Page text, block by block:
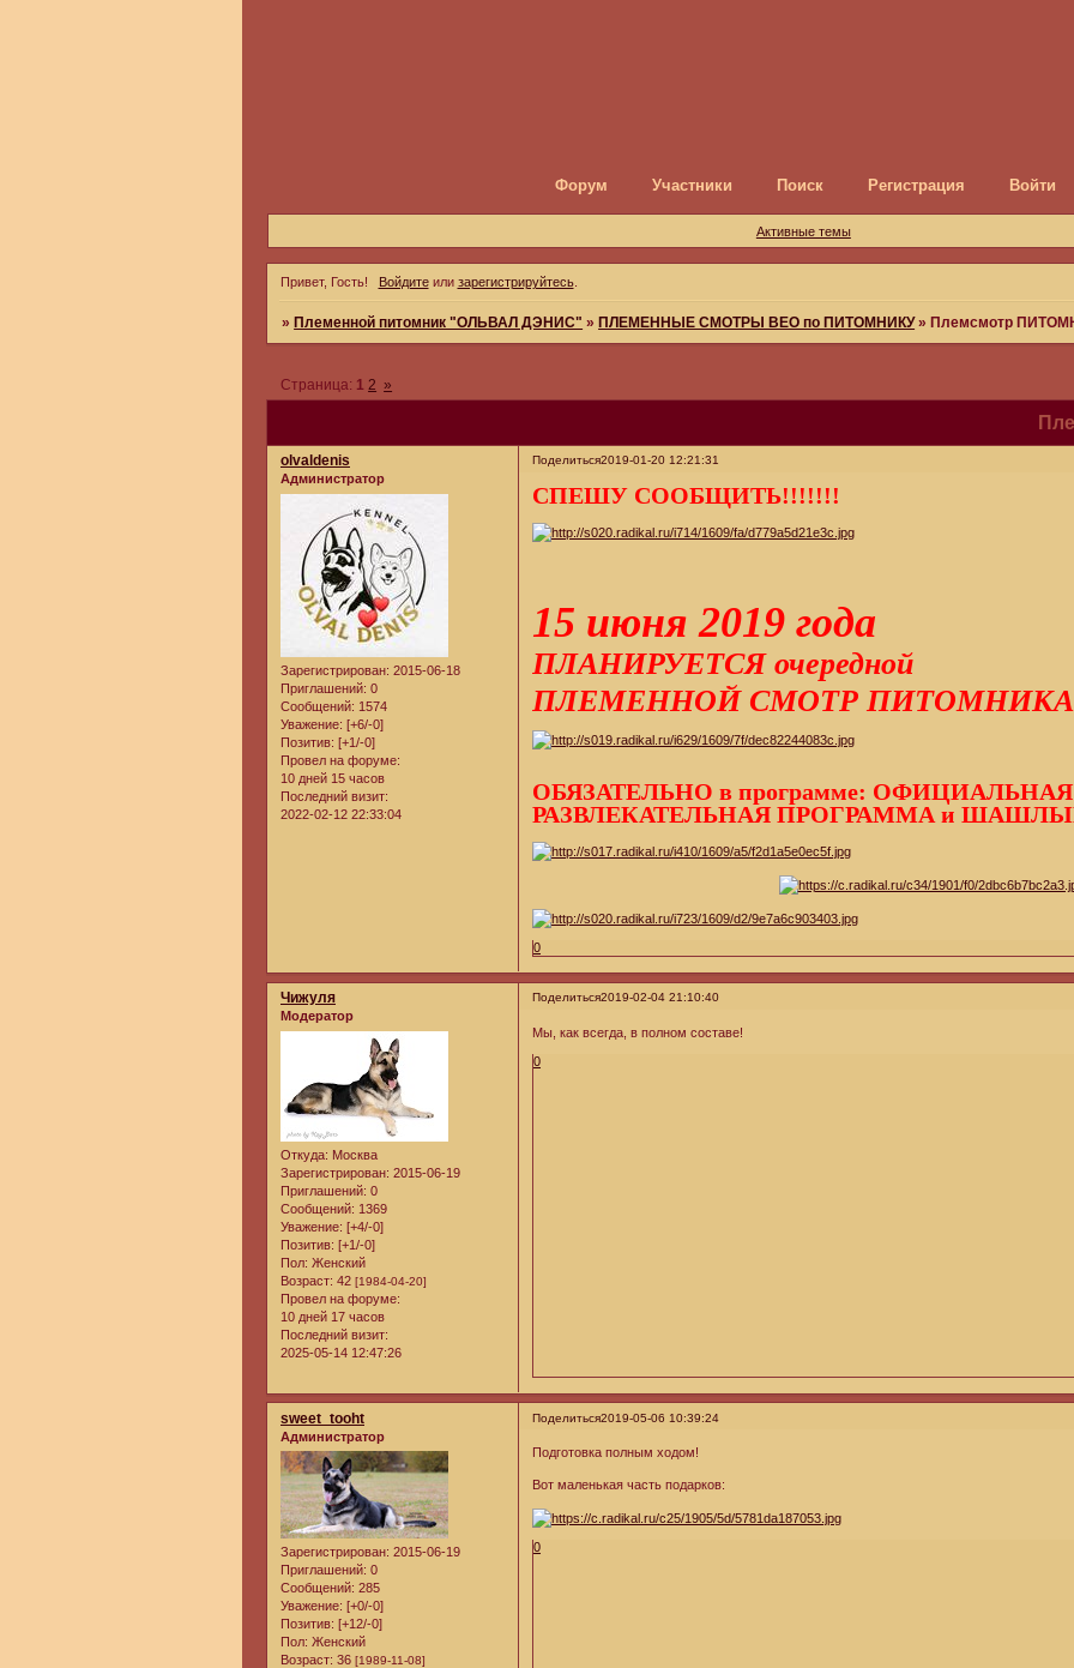
Форум Участники Поиск Регистрация Войти
Активные темы
Привет, Гость! Войдитеили зарегистрируйтесь.
» Племенной питомник "ОЛЬВАЛ ДЭНИС" » ПЛЕМЕННЫЕ СМОТРЫ ВЕО по ПИТОМНИКУ » Племсмотр
Страница: 1 2 »
Поделиться2019-01-20 12:21:31
olvaldenis
Администратор
Зарегистрирован: 2015-06-18
Приглашений: 0
Сообщений: 1574
Уважение: [+6/-0]
Позитив: [+1/-0]
Провел на форуме:
10 дней 15 часов
Последний визит:
2022-02-12 22:33:04
СПЕШУ СООБЩИТЬ!!!!!!!
15 июня 2019 года
ПЛАНИРУЕТСЯ очередной
ПЛЕМЕННОЙ СМОТР
ОБЯЗАТЕЛЬНО в программе:
РАЗВЛЕКАТЕЛЬНАЯ ПРОГРАММА и
0
Поделиться2019-02-04 21:10:40
Чижуля
Модератор
Откуда: Москва
Зарегистрирован: 2015-06-19
Приглашений: 0
Сообщений: 1369
Уважение: [+4/-0]
Позитив: [+1/-0]
Пол: Женский
Возраст: 42 [1984-04-20]
Провел на форуме:
10 дней 17 часов
Последний визит:
2025-05-14 12:47:26
Мы, как всегда, в полном составе!
0
Поделиться2019-05-06 10:39:24
sweet_tooht
Администратор
Зарегистрирован: 2015-06-19
Приглашений: 0
Сообщений: 285
Уважение: [+0/-0]
Позитив: [+12/-0]
Пол: Женский
Возраст: 36 [1989-11-08]
Подготовка полным ходом!
Вот маленькая часть подарков:
0